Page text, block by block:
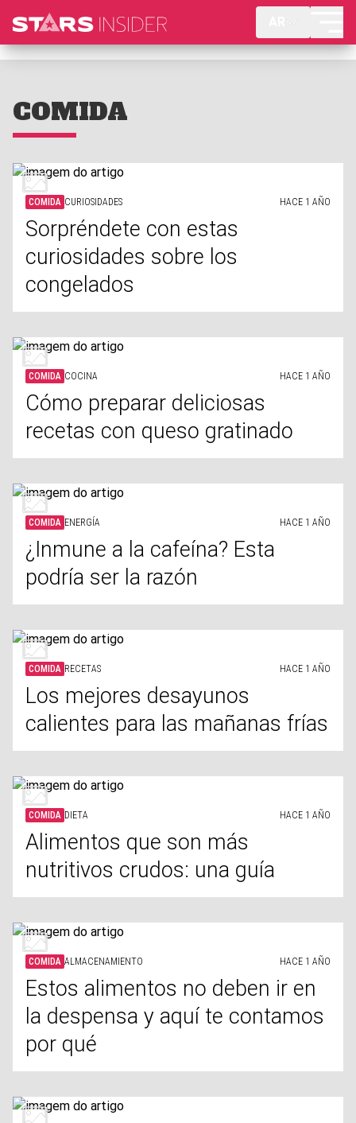
COMIDA
COMIDA CURIOSIDADES HACE 1 AÑO
Sorpréndete con estas
curiosidades sobre los
congelados
COMIDA COCINA HACE 1 AÑO
Cómo preparar deliciosas
recetas con queso gratinado
COMIDA ENERGÍA HACE 1 AÑO
¿Inmune a la cafeína? Esta
podría ser la razón
COMIDA RECETAS HACE 1 AÑO
Los mejores desayunos
calientes para las mañanas frías
COMIDA DIETA HACE 1 AÑO
Alimentos que son más
nutritivos crudos: una guía
COMIDA ALMACENAMIENTO HACE 1 AÑO
Estos alimentos no deben ir en
la despensa y aquí te contamos
por qué